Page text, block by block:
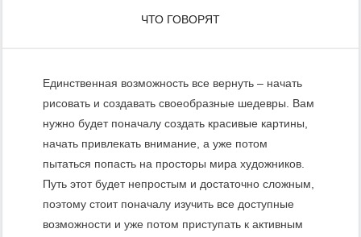
ЧТО ГОВОРЯТ
Единственная возможность все вернуть – начать
рисовать и создавать своеобразные шедевры. Вам
нужно будет поначалу создать красивые картины,
начать привлекать внимание, а уже потом
пытаться попасть на просторы мира художников.
Путь этот будет непростым и достаточно сложным,
поэтому стоит поначалу изучить все доступные
возможности и уже потом приступать к активным